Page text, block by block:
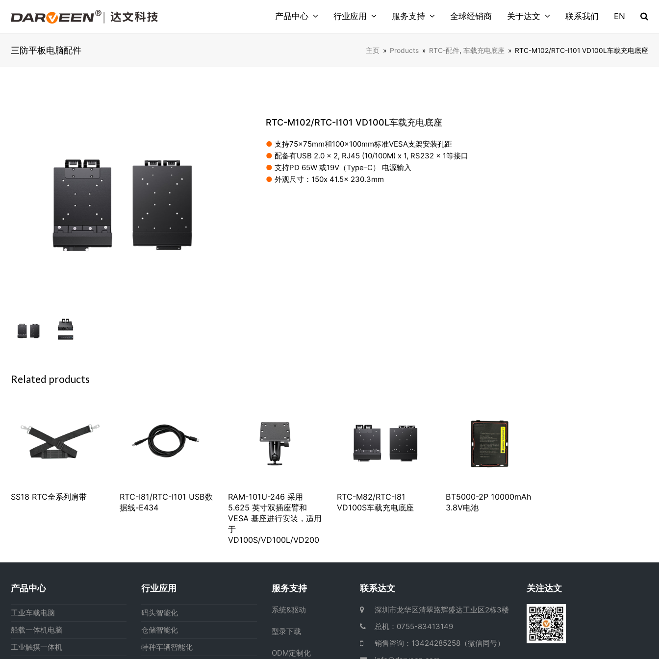
产品中心 行业应用 服务支持 全球经销商 关于达文 联系我们 EN
三防平板电脑配件 主页 » Products » RTC-配件, 车载充电底座 » RTC-M102/RTC-I101 VD100L车载充电底座
RTC-M102/RTC-I101 VD100L车载充电底座
● 支持75×75mm和100×100mm标准VESA支架安装孔距
● 配备有USB 2.0 x 2, RJ45 (10/100M) x 1, RS232 x 1等接口
● 支持PD 65W 或19V（Type-C） 电源输入
● 外观尺寸：150x 41.5x 230.3mm
Related products
SS18 RTC全系列肩带
RTC-I81/RTC-I101 USB数
据线-E434
RAM-101U-246 采用
5.625 英寸双插座臂和
VESA 基座进行安装，适用
于
VD100S/VD100L/VD200
RTC-M82/RTC-I81
VD100S车载充电底座
BT5000-2P 10000mAh
3.8V电池
产品中心
工业车载电脑
船载一体机电脑
工业触摸一体机
行业应用
码头智能化
仓储智能化
特种车辆智能化
服务支持
系统&驱动
型录下载
ODM定制化
联系达文
深圳市龙华区清翠路辉盛达工业区2栋3楼
总机：0755-83413149
销售咨询：13424285258（微信同号）
关注达文